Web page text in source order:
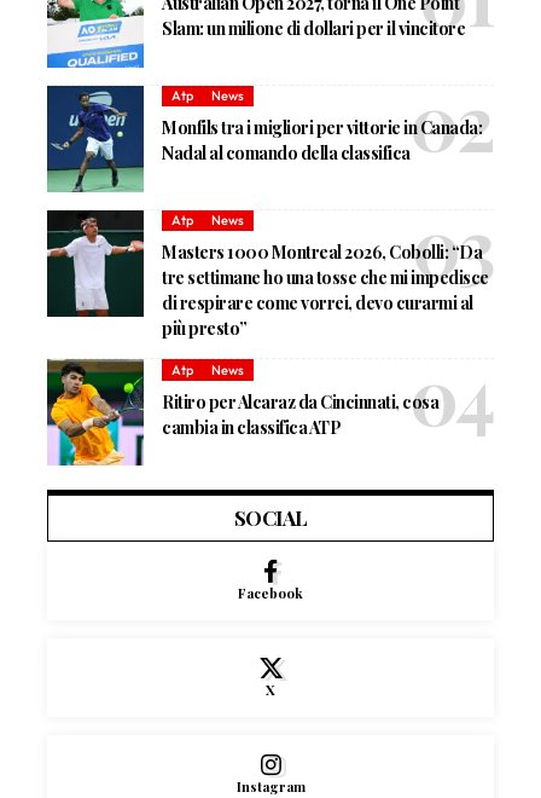
Slam: un milione di dollari per il vincitore
Atp News
Monfils tra i migliori per vittorie in Canada:
Nadal al comando della classifica
Atp News
Masters 1000 Montreal 2026, Cobolli: “Da
tre settimane ho una tosse che mi impedisce
di respirare come vorrei, devo curarmi al
più presto”
Atp News
Ritiro per Alcaraz da Cincinnati, cosa
cambia in classifica ATP
SOCIAL
Facebook
X
Instagram